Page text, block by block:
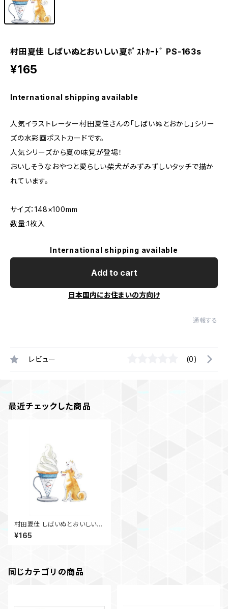
村田夏佳 しばいぬとおいしい夏ﾎﾟｽﾄｶｰﾄﾞ PS-163s
¥165
International shipping available
人気イラストレーター村田夏佳さんの「しばいぬとおかし」シリー
ズの水彩画ポストカードです。
人気シリーズから夏の味覚が登場！
おいしそうなおやつと愛らしい柴犬がみずみずしいタッチで描か
れています。
サイズ：148×100mm
数量:1枚入
International shipping available
Add to cart
日本国内にお住まいの方向け
通報する
レビュー (0)
最近チェックした商品
村田夏佳 しばいぬとおいしい夏
ﾎﾟｽﾄｶｰﾄﾞ PS-163s
¥165
同じカテゴリの商品